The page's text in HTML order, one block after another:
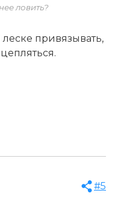
ловить?
привязывать,
#5